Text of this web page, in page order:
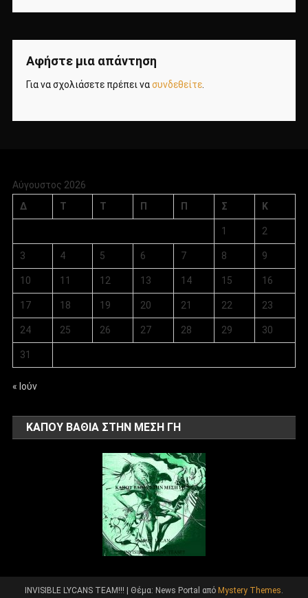
Αφήστε μια απάντηση
Για να σχολιάσετε πρέπει νασυνδεθείτε.
Αύγουστος 2026
Δ
Τ Τ Π Π Σ Κ
1 2
3 4 5 6 7 8 9
10 11 12 13 14 15 16
17 18 19 20 21 22 23
24 25 26 27 28 29 30
31
« Ιούν
ΚΑΠΟΥ ΒΑΘΙΑ ΣΤΗΝ ΜΕΣΗ ΓΗ
INVISIBLE LYCANS TEAM!!! Θέμα: News Portal από Mystery Themes.